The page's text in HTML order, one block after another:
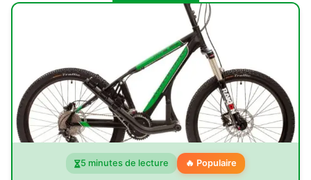
5 minutes de lecture 🔥 Populaire